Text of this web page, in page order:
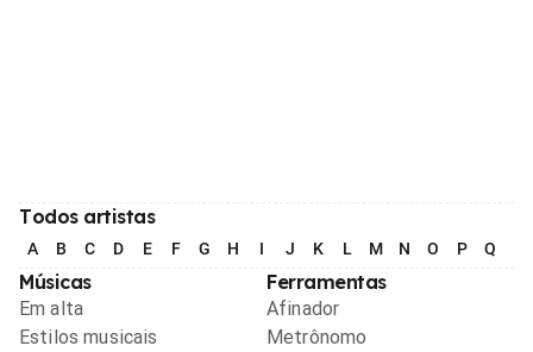
Todos artistas
A B C D E F G H I J K L M N O P Q
Músicas
Em alta
Estilos musicais
Ferramentas
Afinador
Metrônomo